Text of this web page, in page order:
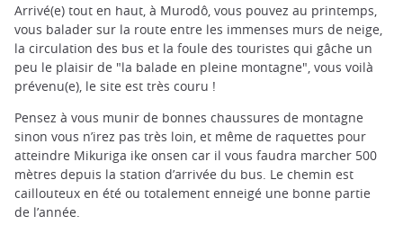
Arrivé(e) tout en haut, à Murodô, vous pouvez au printemps,
vous balader sur la route entre les immenses murs de neige,
la circulation des bus et la foule des touristes qui gâche un
peu le plaisir de "la balade en pleine montagne", vous voilà
prévenu(e), le site est très couru !
Pensez à vous munir de bonnes chaussures de montagne
sinon vous n’irez pas très loin, et même de raquettes pour
atteindre Mikuriga ike onsen car il vous faudra marcher 500
mètres depuis la station d’arrivée du bus. Le chemin est
caillouteux en été ou totalement enneigé une bonne partie
de l’année.